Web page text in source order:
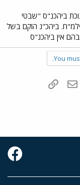
ביהכנ"ס "שבטי
ביהכ"נ הוקם בשל
אין ביהכנ"ס
You
דואר אלקטרוני